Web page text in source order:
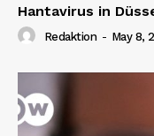
Hantavirus in
Redaktion - May 8,